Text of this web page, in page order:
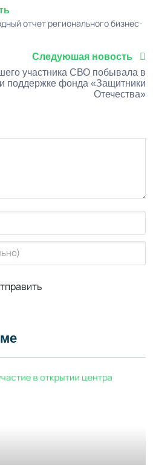
отчет регионального бизнес-
Следуюшая новость
участника СВО побывала в
поддержке фонда «Защитники
Отечества»